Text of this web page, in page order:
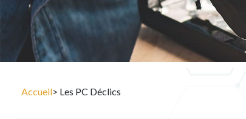
Accueil> Les PC Déclics